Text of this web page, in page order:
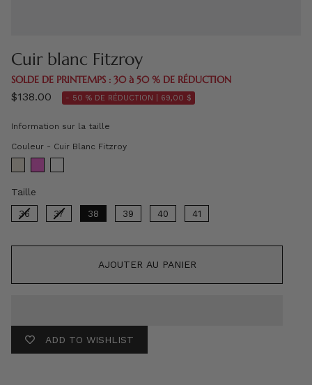
Cuir blanc Fitzroy
SOLDE DE PRINTEMPS : 30 à 50 % DE RÉDUCTION
$138.00 - 50 % DE RÉDUCTION | 69,00 $
Information sur la taille
Couleur - Cuir Blanc FitzroyCouleur
Taille
36 37 38 39 40 41
AJOUTER AU PANIER
ADD TO WISHLIST